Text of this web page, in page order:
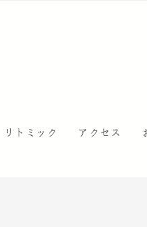
リトミック アクセス